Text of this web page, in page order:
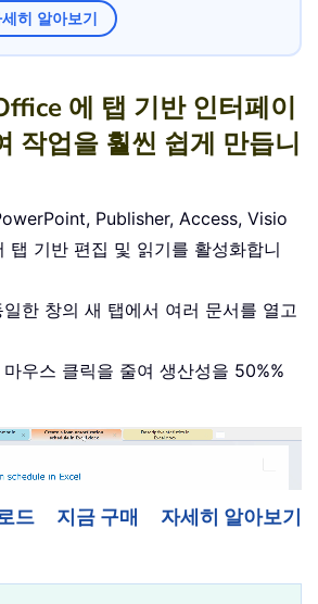
히 알아보기
에 탭 기반 인터페이
작업을 훨씬 쉽게 만듭니
Publisher, Access, Visio
탭 기반 편집 및 읽기를 활성화합니
한 창의 새 탭에서 여러 문서를 열고
우스 클릭을 줄여 생산성을 50%%
드 지금 구매 자세히 알아보기